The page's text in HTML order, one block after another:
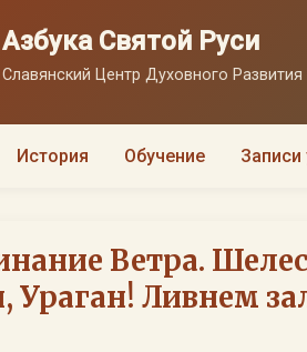
Азбука Святой Руси
Славянский Центр Духовного
История Обучение Записи
Ветра.
Ураган! Ливнем